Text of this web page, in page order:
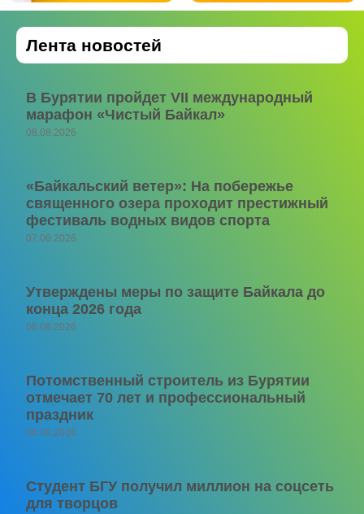
Лента новостей
В Бурятии пройдет VII международный
марафон «Чистый Байкал»
08.08.2026
«Байкальский ветер»: На побережье
священного озера проходит престижный
фестиваль водных видов спорта
07.08.2026
Утверждены меры по защите Байкала до
конца 2026 года
06.08.2026
Потомственный строитель из Бурятии
отмечает 70 лет и профессиональный
праздник
06.08.2026
Студент БГУ получил миллион на соцсеть
для творцов